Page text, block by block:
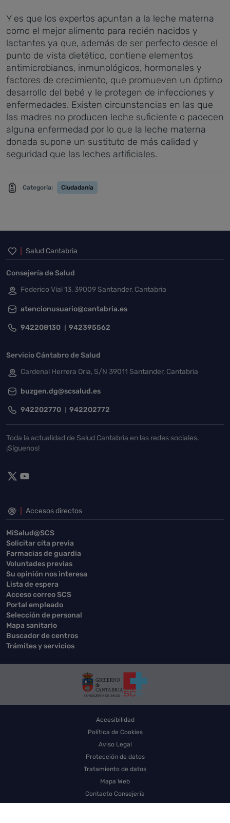
Y es que los expertos apuntan a la leche materna
como el mejor alimento para recién nacidos y
lactantes ya que, además de ser perfecto desde el
punto de vista dietético, contiene elementos
antimicrobianos, inmunológicos, hormonales y
factores de crecimiento, que promueven un óptimo
desarrollo del bebé y le protegen de infecciones y
enfermedades. Existen circunstancias en las que
las madres no producen leche suficiente o padecen
alguna enfermedad por lo que la leche materna
donada supone un sustituto de más calidad y
seguridad que las leches artificiales.
Categoría: Ciudadanía
Inicio del pie de página
Salud Cantabria
Consejería de Salud
Federico Vial 13, 39009 Santander, Cantabria
atencionusuario@cantabria.es
942208130 942395562
Servicio Cántabro de Salud
Cardenal Herrera Oria, S/N 39011 Santander, Cantabria
buzgen.dg@scsalud.es
942202770 942202772
Toda la actualidad de Salud Cantabria en las redes sociales.
¡Síguenos!
Accesos directos
MiSalud@SCS
Solicitar cita previa
Farmacias de guardia
Voluntades previas
Su opinión nos interesa
Lista de espera
Acceso correo SCS
Portal empleado
Selección de personal
Mapa sanitario
Buscador de centros
Trámites y servicios
Accesibilidad
Política de Cookies
Aviso Legal
Protección de datos
Tratamiento de datos
Mapa Web
Contacto Consejería